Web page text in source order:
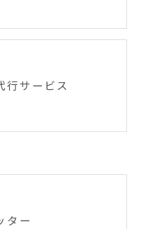
行サービス
ター